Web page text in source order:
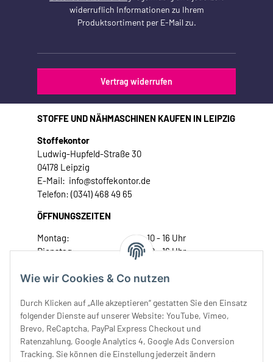
Wie wir Cookies & Co nutzen
Durch Klicken auf „Alle akzeptieren“ gestatten Sie den Einsatz
folgender Dienste auf unserer Website: YouTube, Vimeo,
Brevo, ReCaptcha, PayPal Express Checkout und
Ratenzahlung, Google Analytics 4, Google Ads Conversion
Tracking. Sie können die Einstellung jederzeit ändern
widerruflich Informationen zu Ihrem
Produktsortiment per E-Mail zu.
Vertrag widerrufen
STOFFE UND NÄHMASCHINEN KAUFEN IN LEIPZIG
Stoffekontor
Ludwig-Hupfeld-Straße 30
04178 Leipzig
E-Mail: info@stoffekontor.de
Telefon: (0341) 468 49 65
ÖFFNUNGSZEITEN
Montag:
10 - 16 Uhr
Dienstag:
10 - 16 Uhr
Donnerstag:
10 - 18 Uhr
Samstag:
10 - 14 Uhr
Unser Service